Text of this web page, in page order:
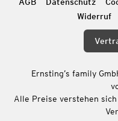
AGB Datenschutz
Widerruf
Ernsting’s family
Alle Preise verstehen